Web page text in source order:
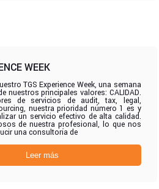
WEEK
TGS Experience Week, una semana
nuestros principales valores: CALIDAD.
de servicios de audit, tax, legal,
nuestra prioridad número 1 es y
un servicio efectivo de alta calidad.
de nuestra profesional, lo que nos
una consultoría de
Leer más